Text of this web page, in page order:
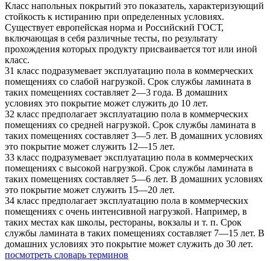
Класс напольных покрытий это показатель, характеризующий
стойкость к истиранию при определенных условиях.
Существует европейская норма и Российский ГОСТ,
включающая в себя различные тесты, по результату
прохождения которых продукту присваивается тот или иной
класс.
31 класс подразумевает эксплуатацию пола в коммерческих
помещениях со слабой нагрузкой. Срок службы ламината в
таких помещениях составляет 2—3 года. В домашних
условиях это покрытие может служить до 10 лет.
32 класс предполагает эксплуатацию пола в коммерческих
помещениях со средней нагрузкой. Срок службы ламината в
таких помещениях составляет 3—5 лет. В домашних условиях
это покрытие может служить 12—15 лет.
33 класс подразумевает эксплуатацию пола в коммерческих
помещениях с высокой нагрузкой. Срок службы ламината в
таких помещениях составляет 5—6 лет. В домашних условиях
это покрытие может служить 15—20 лет.
34 класс предполагает эксплуатацию пола в коммерческих
помещениях с очень интенсивной нагрузкой. Например, в
таких местах как школы, рестораны, вокзалы и т. п. Срок
службы ламината в таких помещениях составляет 7—15 лет. В
домашних условиях это покрытие может служить до 30 лет.
посмотреть словарь терминов